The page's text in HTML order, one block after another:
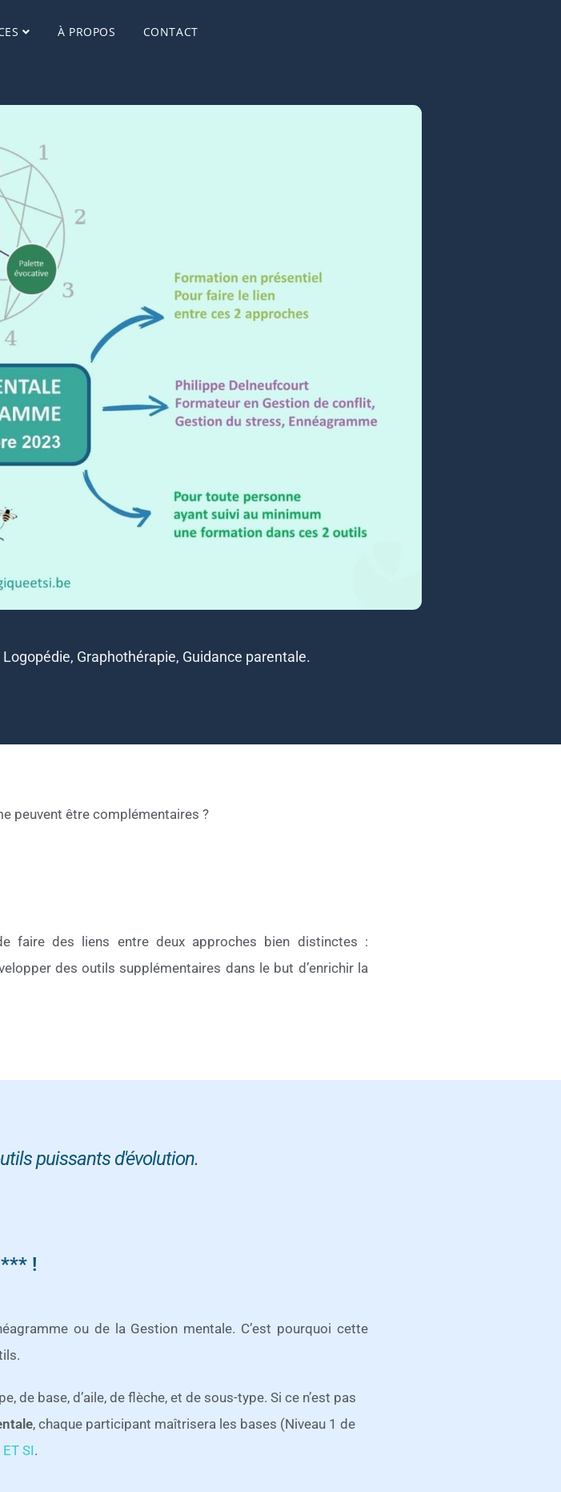
À PROPOS CONTACT
Graphothérapie, Guidance parentale.
peuvent être complémentaires ?
faire des liens entre deux approches bien distinctes :
des outils supplémentaires dans le but d’enrichir la
puissants d'évolution.
!
ou de la Gestion mentale. C’est pourquoi cette
de base, d’aile, de flèche, et de sous-type. Si ce n’est pas
, chaque participant maîtrisera les bases (Niveau 1 de
SI.